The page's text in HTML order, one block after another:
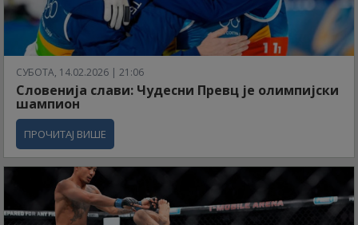
СУБОТА, 14.02.2026 | 21:06
Словенија слави: Чудесни Превц је олимпијски
шампион
ПРОЧИТАЈ ВИШЕ